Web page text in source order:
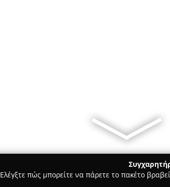
Ελέγξτε πώς μπορείτε να πάρετε το πακέτο